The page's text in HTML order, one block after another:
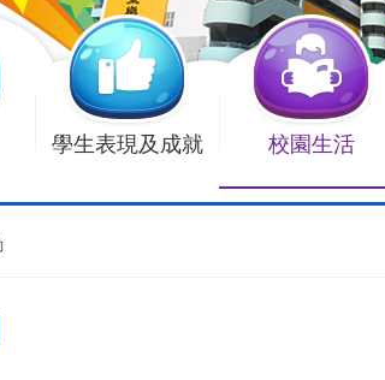
學生表現及成就 校園生活